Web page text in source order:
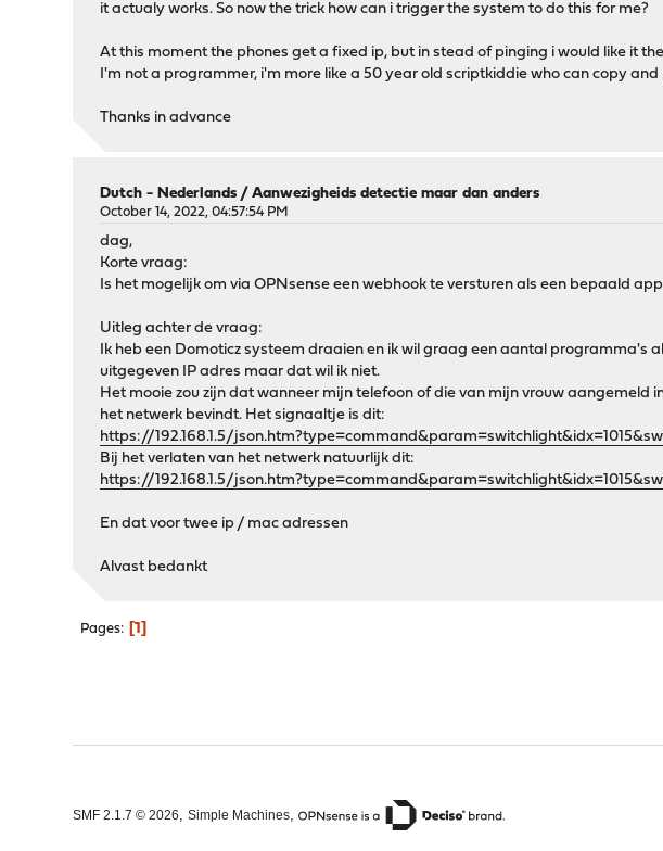
it actualy works. So now the trick how can i trigger the system to do this for me?
At this moment the phones get a fixed ip, but in stead of pinging i would like it
I'm not a programmer, i'm more like a 50 year old scriptkiddie who can copy and
Thanks in advance
Dutch - Nederlands /Aanwezigheids detectie maar dan anders
October 14, 2022, 04:57:54 PM
dag,
Korte vraag:
Is het mogelijk om via OPNsense een webhook te versturen als een bepaald
Uitleg achter de vraag:
Ik heb een Domoticz systeem draaien en ik wil graag een aantal programma's
uitgegeven IP adres maar dat wil ik niet.
Het mooie zou zijn dat wanneer mijn telefoon of die van mijn vrouw
het netwerk bevindt. Het signaaltje is dit:
https://192.168.1.5/
Bij het verlaten van het netwerk natuurlijk dit:
https://192.168.1.5/
En dat voor twee ip / mac adressen
Alvast bedankt
Pages 1
SMF 2.1.7 © 2026,Simple Machines,